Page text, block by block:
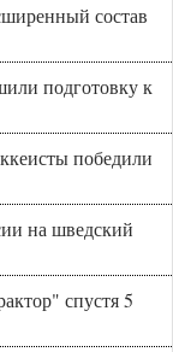
состав
подготовку к
победили
на шведский
спустя 5